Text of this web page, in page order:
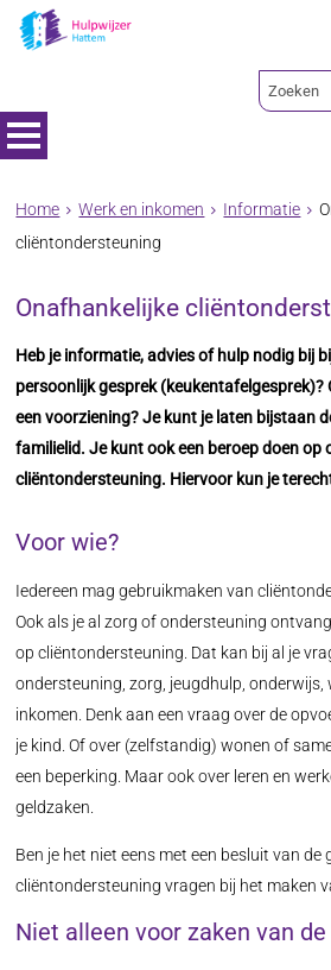
Home Werk en inkomen Informatie
cliëntondersteuning
Onafhankelijke
Heb je informatie, advies of hulp nodig bij
persoonlijk gesprek (keukentafelgesprek)?
een voorziening? Je kunt je laten bijstaan
familielid. Je kunt ook een beroep doen op
cliëntondersteuning. Hiervoor kun je
Voor wie?
Iedereen mag gebruikmaken van
Ook als je al zorg of ondersteuning
op cliëntondersteuning. Dat kan bij al je
ondersteuning, zorg, jeugdhulp, onderwijs,
inkomen. Denk aan een vraag over de
je kind. Of over (zelfstandig) wonen of
een beperking. Maar ook over leren en
geldzaken.
Ben je het niet eens met een besluit van de
cliëntondersteuning vragen bij het maken
Niet alleen voor zaken van